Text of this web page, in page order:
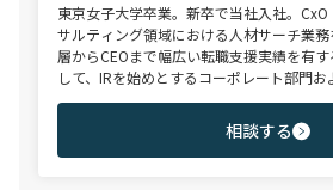
東京女子大学卒業。新卒で当社入社。
サルティング領域における人材サーチ業
層からCEOまで幅広い転職支援実績を有
して、IRを始めとするコーポレート部門
ファーム領域を中心に担当。未経験・ポ
ル・ハイクラス層まで、年代・職階を問わ
相談する